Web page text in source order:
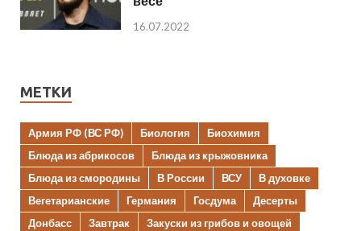
16.07.2022
МЕТКИ
Армия РФ (ВС РФ) Биология
Биохимия
Блюда из абрикосов
Блюда из крыжовника
Блюда из смородины
В России ВСУ
В духовке
Вегетарианские
Германия Госдума
Десерты
Донбасс
Завтрак
Закуски из грибов и овощей